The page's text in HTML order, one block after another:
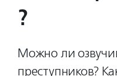
?
Можно ли
преступников?